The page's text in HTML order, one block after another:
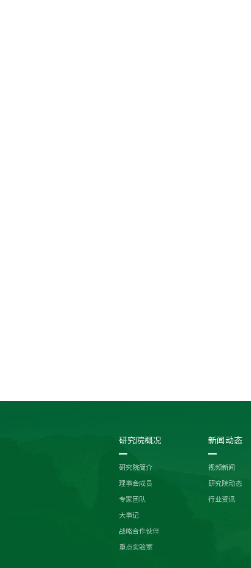
研究院概况
研究院简介
理事会成员
专家团队
大事记
战略合作伙伴
重点实验室
新闻动态
视频新闻
研究院动态
行业资讯